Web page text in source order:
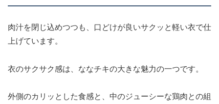
肉汁を閉じ込めつつも、口どけが良いサクッと軽い衣で仕
上げています。
衣のサクサク感は、ななチキの大きな魅力の一つです。
外側のカリッとした食感と、中のジューシーな鶏肉との組